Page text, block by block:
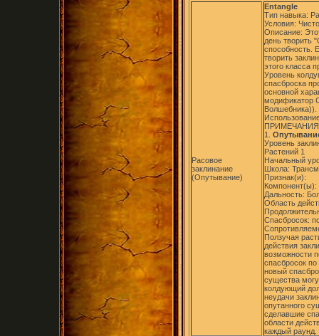
Расовое
заклинание
(Опутывание)
Entangle
Тип навыка:
Условия:
Описание:
день творить
способность.
творить
этого класса
Уровень
спасброска
основной
модификатор
Волшебника)).
1.
Уровень
Растений 1
Начальный
Школа:
Признак(и):
Компонент(ы):
Дальность:
Область
Спасбросок:
Ползучая
действия
возможности
спасбросок
новый
существа
колдующий
неудачи
опутанного
сделавшие
области
каждый раунд.